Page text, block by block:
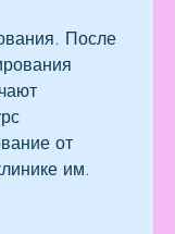
После
от
им.